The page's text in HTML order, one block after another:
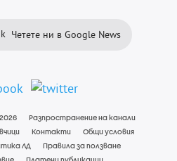
Четете ни в Google News
Разпространение на канали
Контакти
Общи условия
ЛД
Правила за ползване